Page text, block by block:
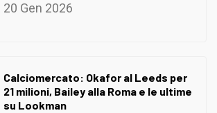
20 Gen 2026
Calciomercato: Okafor al Leeds per
21 milioni, Bailey alla Roma e le ultime
su Lookman